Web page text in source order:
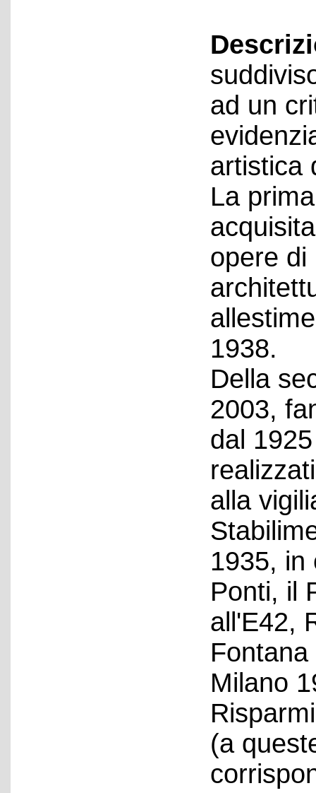
ad un
artistica
La
opere di
1938.
Della
2003,
dal
alla
1935, in
Ponti, il
all'E42,
Milano
(a